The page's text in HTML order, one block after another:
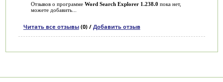
Отзывов о программе Word Search Explorer 1.238.0 пока нет,
можете добавить...
Читать все отзывы(0) / Добавить отзыв